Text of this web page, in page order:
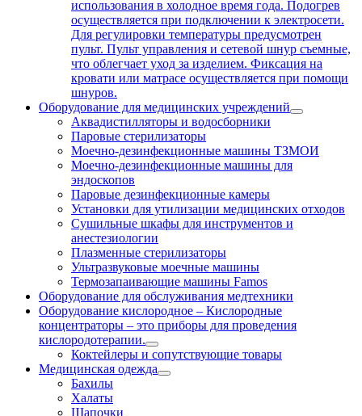
использования в холодное время года. Подогрев
осуществляется при подключении к электросети.
Для регулировки температуры предусмотрен
пульт. Пульт управления и сетевой шнур съемные,
что облегчает уход за изделием. Фиксация на
кровати или матрасе осуществляется при помощи
шнуров.
Оборудование для медицинских учреждений
Аквадистилляторы и водосборники
Паровые стерилизаторы
Моечно-дезинфекционные машины ТЗМОИ
Моечно-дезинфекционные машины для
эндоскопов
Паровые дезинфекционные камеры
Установки для утилизации медицинских отходов
Сушильные шкафы для инструментов и
анестезиологии
Плазменные стерилизаторы
Ультразвуковые моечные машины
Термозапаивающие машины Famos
Оборудование для обслуживания медтехники
Оборудование кислородное – Кислородные
концентраторы – это приборы для проведения
кислородотерапии.
Коктейлеры и сопутствующие товары
Медицинская одежда
Бахилы
Халаты
Шапочки